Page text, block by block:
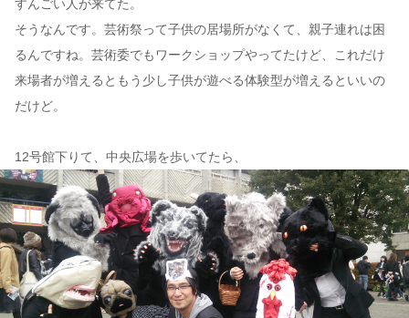
すんごい人が来てた。
そうなんです。芸術祭って子供の居場所がなくて、親子連れは困
るんですね。芸術委でもワークショップやってたけど、これだけ
来場者が増えるともう少し子供が遊べる体験型が増えるといいの
だけど。
12号館下りて、中央広場を歩いてたら、